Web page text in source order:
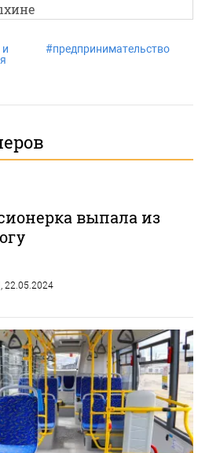
и
#предпринимательство
выпала из
22.05.2024